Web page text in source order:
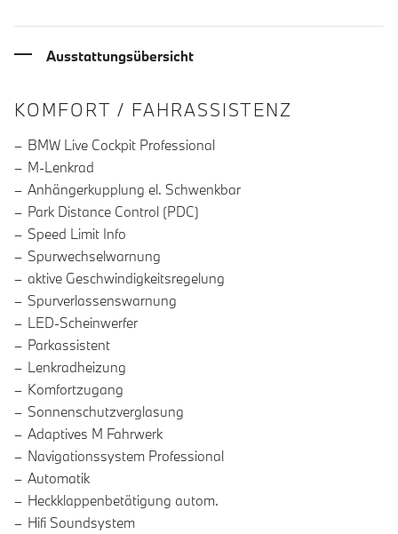
Ausstattungsübersicht
INFORMATIONEN ÜBER DIE
KOMFORT / FAHRASSISTENZ
BMW Live Cockpit Professional
M-Lenkrad
Anhängerkupplung el. Schwenkbar
Park Distance Control (PDC)
Speed Limit Info
Spurwechselwarnung
aktive Geschwindigkeitsregelung
Spurverlassenswarnung
LED-Scheinwerfer
Parkassistent
Lenkradheizung
Komfortzugang
Sonnenschutzverglasung
Adaptives M Fahrwerk
Navigationssystem Professional
Automatik
Heckklappenbetätigung autom.
Hifi Soundsystem